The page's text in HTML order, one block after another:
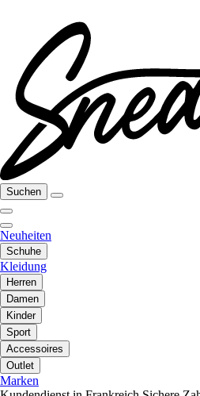
Suchen
Neuheiten
Schuhe
Kleidung
Herren
Damen
Kinder
Sport
Accessoires
Outlet
Marken